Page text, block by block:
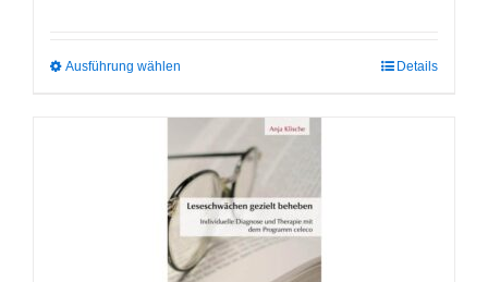
Ausführung wählen
Varianten
auf.
Die
Optionen
können
auf
Details